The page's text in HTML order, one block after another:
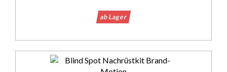
ab Lager